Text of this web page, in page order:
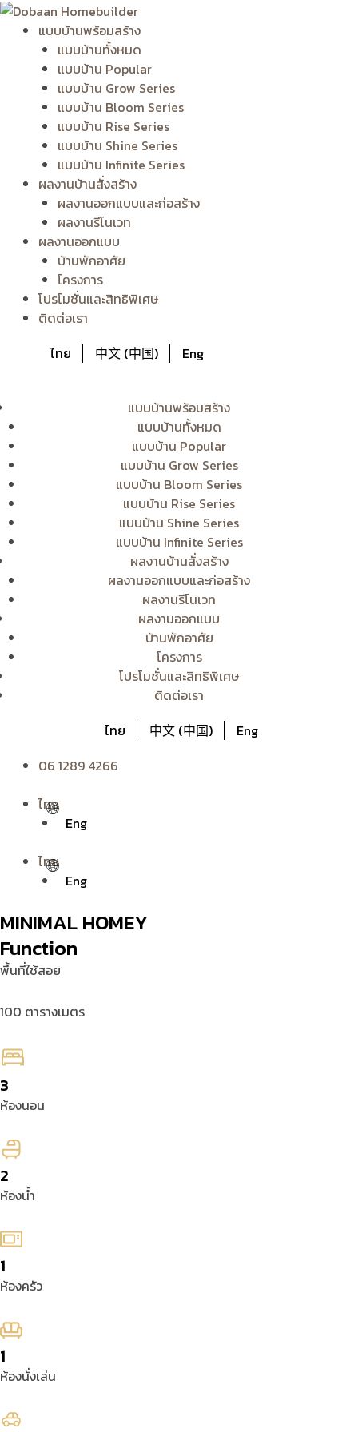
Skip
content
แบบบ้านพร้อมสร้าง
แบบบ้านทั้งหมด
แบบบ้าน Popular
แบบบ้าน Grow Series
แบบบ้าน Bloom Series
แบบบ้าน Rise Series
แบบบ้าน Shine Series
แบบบ้าน Infinite Series
ผลงานบ้านสั่งสร้าง
ผลงานออกแบบและก่อสร้าง
ผลงานรีโนเวท
ผลงานออกแบบ
บ้านพักอาศัย
โครงการ
โปรโมชั่นและสิทธิพิเศษ
ติดต่อเรา
ไทย
中文 (中国) Eng
แบบบ้านพร้อมสร้าง
แบบบ้านทั้งหมด
แบบบ้าน Popular
แบบบ้าน Grow Series
แบบบ้าน Bloom Series
แบบบ้าน Rise Series
แบบบ้าน Shine Series
แบบบ้าน Infinite Series
ผลงานบ้านสั่งสร้าง
ผลงานออกแบบและก่อสร้าง
ผลงานรีโนเวท
ผลงานออกแบบ
บ้านพักอาศัย
โครงการ
โปรโมชั่นและสิทธิพิเศษ
ติดต่อเรา
ไทย
中文 (中国)
Eng
06 1289 4266
ไทย
Eng
ไทย
Eng
MINIMAL HOMEY
Function
พื้นที่ใช้สอย
100 ตารางเมตร
3
ห้องนอน
2
ห้องน้ำ
1
ห้องครัว
1
ห้องนั่งเล่น